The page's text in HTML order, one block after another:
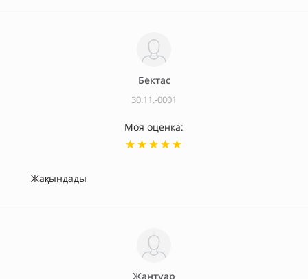
Бектас
30.11.-0001
Моя оценка:
Жақындады
Жантуар